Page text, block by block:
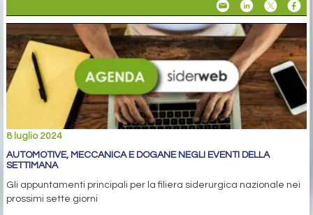
8 luglio 2024
AUTOMOTIVE, MECCANICA E DOGANE NEGLI EVENTI DELLA
SETTIMANA
Gli appuntamenti principali per la filiera siderurgica nazionale nei
prossimi sette giorni